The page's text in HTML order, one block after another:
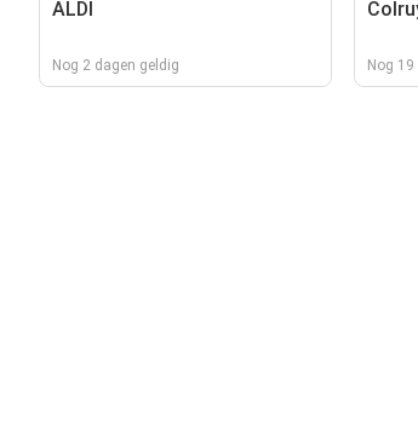
ALDI
Nog 2 dagen geldig Nog